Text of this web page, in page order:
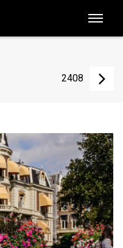
2408